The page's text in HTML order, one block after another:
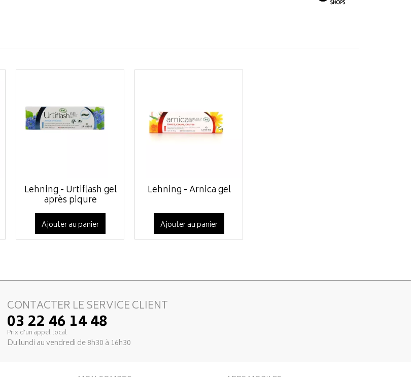
Lehning - Urtiflash gel
après piqure
Ajouter au panier
Lehning - Arnica gel
Ajouter au panier
CONTACTER LE SERVICE CLIENT
03 22 46 14 48
Prix d’un appel local
Du lundi au vendredi de 8h30 à 16h30